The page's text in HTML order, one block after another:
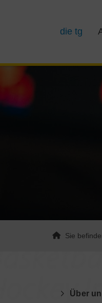
die tg
Sie
Über